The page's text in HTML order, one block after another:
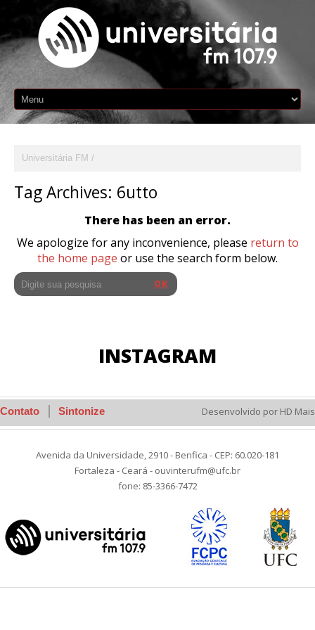
Universitária FM
Tag Archives: 6utto
There has been an error.
We apologize for any inconvenience, please return to
the home page or use the search form below.
INSTAGRAM
Contato Sintonize Desenvolvido por HD Mais
Avenida da Universidade, 2910 - Benfica - CEP: 60.020-181
Fortaleza - Ceará - ouvinterufm@ufc.br
fone: 85-3366-7472